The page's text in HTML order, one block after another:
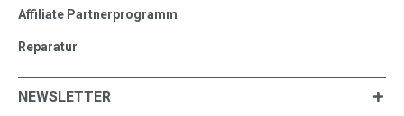
Affiliate Partnerprogramm
Reparatur
NEWSLETTER